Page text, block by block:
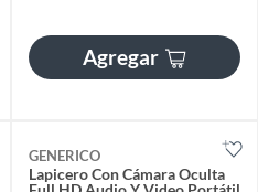
Agregar
GENERICO
​Lapicero Con Cámara Oculta